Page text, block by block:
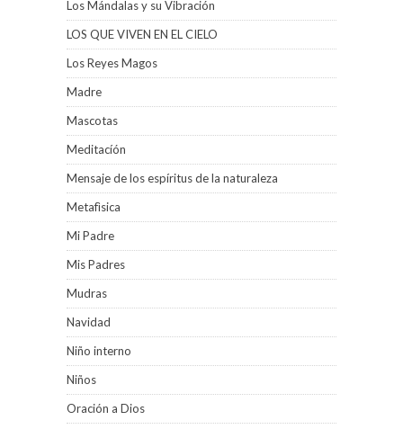
Los Mándalas y su Vibración
LOS QUE VIVEN EN EL CIELO
Los Reyes Magos
Madre
Mascotas
Meditacíón
Mensaje de los espíritus de la naturaleza
Metafìsica
Mi Padre
Mis Padres
Mudras
Navidad
Niño interno
Niños
Oración a Dios